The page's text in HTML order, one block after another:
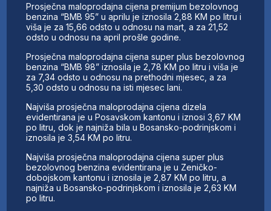
Prosječna maloprodajna cijena premijum bezolovnog
benzina “BMB 95” u aprilu je iznosila 2,88 KM po litru i
viša je za 15,66 odsto u odnosu na mart, a za 21,52
odsto u odnosu na april prošle godine.
Prosječna maloprodajna cijena super plus bezolovnog
benzina “BMB 98” iznosila je 2,78 KM po litru i viša je
za 7,34 odsto u odnosu na prethodni mjesec, a za
5,30 odsto u odnosu na isti mjesec lani.
Najviša prosječna maloprodajna cijena dizela
evidentirana je u Posavskom kantonu i iznosi 3,67 KM
po litru, dok je najniža bila u Bosansko-podrinjskom i
iznosila je 3,54 KM po litru.
Najviša prosječna maloprodajna cijena super plus
bezolovnog benzina evidentirana je u Zeničko-
dobojskom kantonu i iznosila je 2,87 KM po litru, a
najniža u Bosansko-podrinjskom i iznosila je 2,63 KM
po litru.